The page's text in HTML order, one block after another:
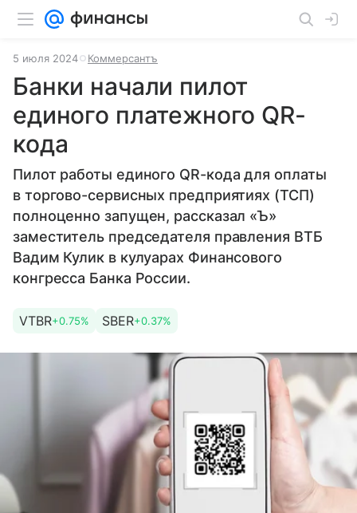
5 июля 2024 Коммерсантъ
Банки начали пилот
единого платежного QR-
кода
Пилот работы единого QR-кода для оплаты
в торгово-сервисных предприятиях (ТСП)
полноценно запущен, рассказал «Ъ»
заместитель председателя правления ВТБ
Вадим Кулик в кулуарах Финансового
конгресса Банка России.
VTBR+0.75% SBER+0.37%